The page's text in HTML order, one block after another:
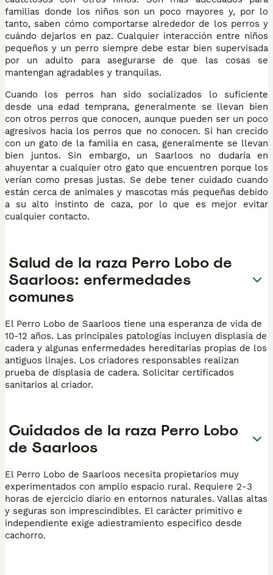
familias donde los niños son un poco mayores y, por lo
tanto, saben cómo comportarse alrededor de los perros y
cuándo dejarlos en paz. Cualquier interacción entre niños
pequeños y un perro siempre debe estar bien supervisada
por un adulto para asegurarse de que las cosas se
mantengan agradables y tranquilas.
Cuando los perros han sido socializados lo suficiente
desde una edad temprana, generalmente se llevan bien
con otros perros que conocen, aunque pueden ser un poco
agresivos hacia los perros que no conocen. Si han crecido
con un gato de la familia en casa, generalmente se llevan
bien juntos. Sin embargo, un Saarloos no dudaría en
ahuyentar a cualquier otro gato que encuentren porque los
verían como presas justas. Se debe tener cuidado cuando
están cerca de animales y mascotas más pequeñas debido
a su alto instinto de caza, por lo que es mejor evitar
cualquier contacto.
Salud de la raza Perro Lobo de
Saarloos: enfermedades
comunes
El Perro Lobo de Saarloos tiene una esperanza de vida de
10-12 años. Las principales patologías incluyen displasia de
cadera y algunas enfermedades hereditarias propias de los
antiguos linajes. Los criadores responsables realizan
prueba de displasia de cadera. Solicitar certificados
sanitarios al criador.
Cuidados de la raza Perro Lobo
de Saarloos
El Perro Lobo de Saarloos necesita propietarios muy
experimentados con amplio espacio rural. Requiere 2-3
horas de ejercicio diario en entornos naturales. Vallas altas
y seguras son imprescindibles. El carácter primitivo e
independiente exige adiestramiento específico desde
cachorro.